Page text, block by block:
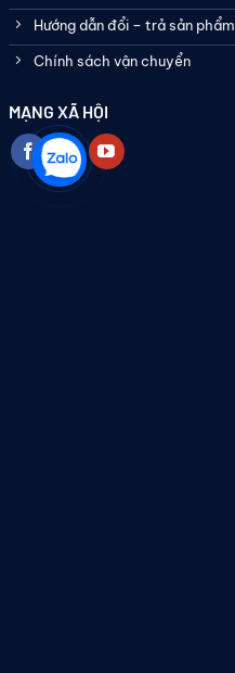
Hướng dẫn đổi – trả sản phẩm
Chính sách vận chuyển
MẠNG XÃ HỘI